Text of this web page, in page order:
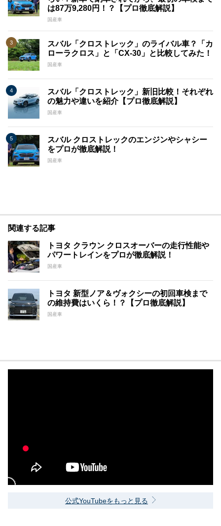
は87万9,280円！？【プロ徹底解説】
国産車
スバル「クロストレック」のライバル車？「カ
ローラクロス」と「CX-30」と比較してみた！
国産車
スバル「クロストレック」新旧比較！それぞれ
の魅力や違いを紹介【プロ徹底解説】
国産車
スバル クロストレックのエンジンやシャシー
をプロが徹底解説！
国産車
関連する記事
トヨタ クラウン クロスオーバーの走行性能や
パワートレインをプロが徹底解説！
国産車
トヨタ 新型ノア＆ヴォクシーの初回車検まで
の維持費はいくら！？【プロ徹底解説】
国産車
公式YouTubeをもっと見る